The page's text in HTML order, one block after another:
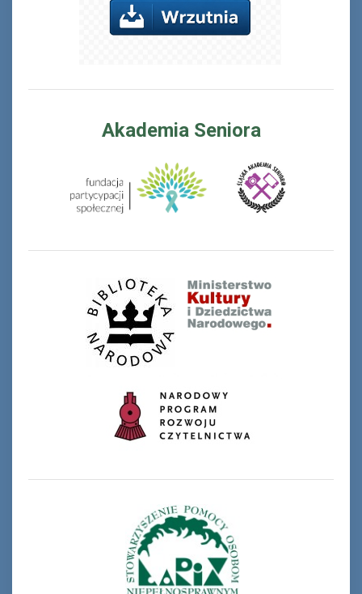
Ferie_2017_ODD_4.JPG
Akademia Seniora